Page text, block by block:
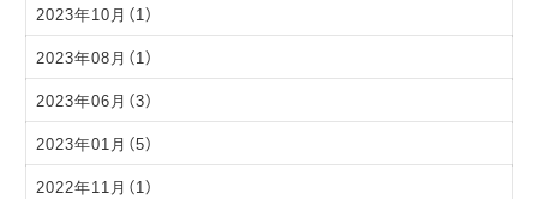
2023年10月（1）
2023年08月（1）
2023年06月（3）
2023年01月（5）
2022年11月（1）